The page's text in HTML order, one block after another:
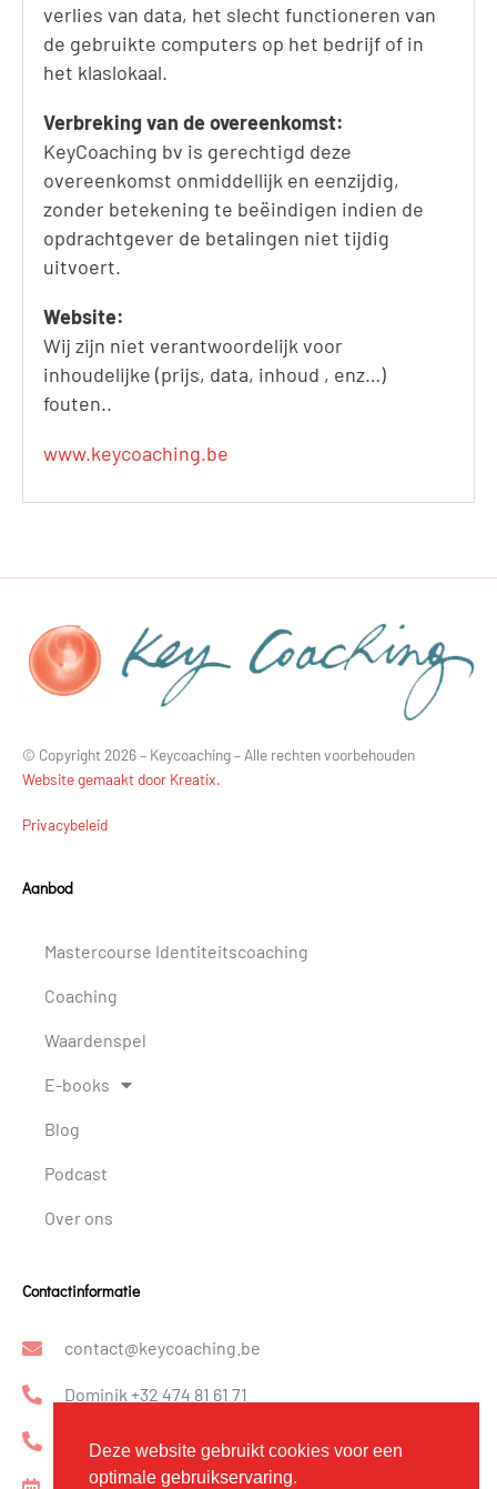
verlies van data, het slecht functioneren van
de gebruikte computers op het bedrijf of in
het klaslokaal.
Verbreking van de overeenkomst:
KeyCoaching bv is gerechtigd deze
overeenkomst onmiddellijk en eenzijdig,
zonder betekening te beëindigen indien de
opdrachtgever de betalingen niet tijdig
uitvoert.
Website:
Wij zijn niet verantwoordelijk voor
inhoudelijke (prijs, data, inhoud , enz…)
fouten..
www.keycoaching.be
© Copyright 2026 – Keycoaching – Alle rechten voorbehouden
Website gemaakt door Kreatix.
Privacybeleid
Aanbod
Mastercourse Identiteitscoaching
Coaching
Waardenspel
E-books
Blog
Podcast
Over ons
Contactinformatie
contact@keycoaching.be
Dominik +32 474 81 61 71
Katrin +32 475 23 33 81
Deze website gebruikt cookies voor een
optimale gebruikservaring.